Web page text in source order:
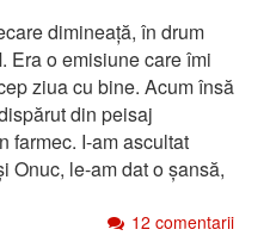
dimineață, în drum
Era o emisiune care îmi
ziua cu bine. Acum însă
din peisaj
farmec. I-am ascultat
Onuc, le-am dat o șansă,
12 comentarii